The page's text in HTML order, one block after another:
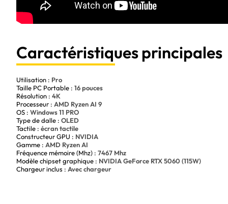
Caractéristiques principales
Utilisation : Pro
Taille PC Portable : 16 pouces
Résolution : 4K
Processeur : AMD Ryzen AI 9
OS : Windows 11 PRO
Type de dalle : OLED
Tactile : écran tactile
Constructeur GPU : NVIDIA
Gamme : AMD Ryzen AI
Fréquence mémoire (Mhz) : 7467 Mhz
Modèle chipset graphique : NVIDIA GeForce RTX 5060 (115W)
Chargeur inclus : Avec chargeur